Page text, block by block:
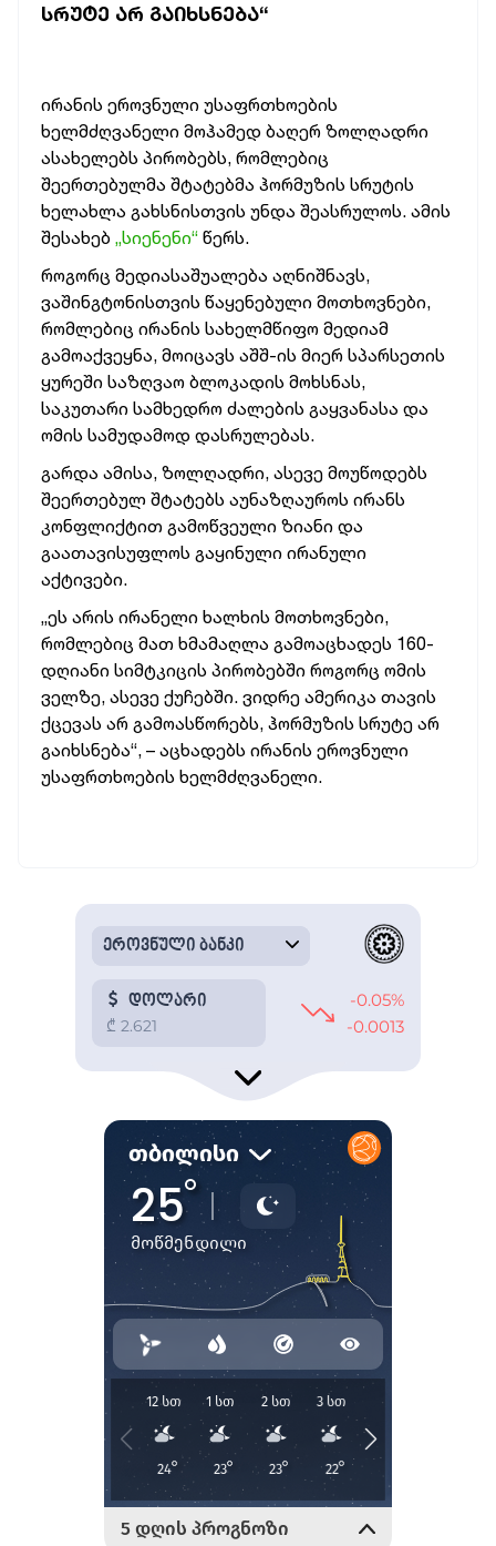
ᲡᲠᲣᲢᲔ ᲐᲠ ᲒᲐᲘᲮᲡᲜᲔᲑᲐ“
ირანის ეროვნული უსაფრთხოების
ხელმძღვანელი მოჰამედ ბაღერ ზოლღადრი
ასახელებს პირობებს, რომლებიც
შეერთებულმა შტატებმა ჰორმუზის სრუტის
ხელახლა გახსნისთვის უნდა შეასრულოს. ამის
შესახებ „სიენენი“ წერს.
როგორც მედიასაშუალება აღნიშნავს,
ვაშინგტონისთვის წაყენებული მოთხოვნები,
რომლებიც ირანის სახელმწიფო მედიამ
გამოაქვეყნა, მოიცავს აშშ-ის მიერ სპარსეთის
ყურეში საზღვაო ბლოკადის მოხსნას,
საკუთარი სამხედრო ძალების გაყვანასა და
ომის სამუდამოდ დასრულებას.
გარდა ამისა, ზოლღადრი, ასევე მოუწოდებს
შეერთებულ შტატებს აუნაზღაუროს ირანს
კონფლიქტით გამოწვეული ზიანი და
გაათავისუფლოს გაყინული ირანული
აქტივები.
„ეს არის ირანელი ხალხის მოთხოვნები,
რომლებიც მათ ხმამაღლა გამოაცხადეს 160-
დღიანი სიმტკიცის პირობებში როგორც ომის
ველზე, ასევე ქუჩებში. ვიდრე ამერიკა თავის
ქცევას არ გამოასწორებს, ჰორმუზის სრუტე არ
გაიხსნება“, – აცხადებს ირანის ეროვნული
უსაფრთხოების ხელმძღვანელი.